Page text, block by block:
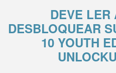
DEVE LER
DESBLOQUEAR
10 YOUTH